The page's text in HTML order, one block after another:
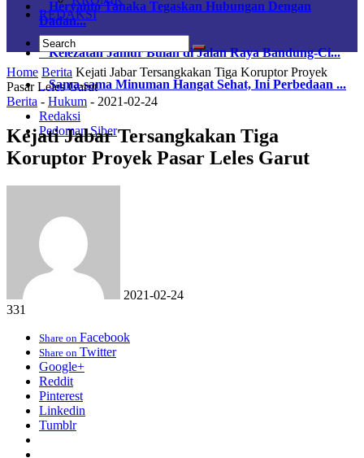
Heryanto Tanaka Tegaskan Hubungan Dengan
Dadan...
Kelezatan Jamur Bulan di Jalan Raya Bandung-Ci...
Sama-sama Minuman Hangat Sehat, Ini Perbedaan ...
Redaksi
Pedoman Siber
REDAKSI
Home Berita Kejati Jabar Tersangkakan Tiga Koruptor Proyek
Pasar Leles Garut
Berita - Hukum - 2021-02-24
Kejati Jabar Tersangkakan Tiga
Koruptor Proyek Pasar Leles Garut
2021-02-24
331
Share on Facebook
Share on Twitter
Google+
Reddit
Pinterest
Linkedin
Tumblr